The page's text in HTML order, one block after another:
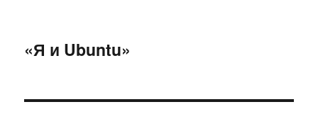
«Я и Ubuntu»